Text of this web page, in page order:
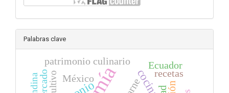
Palabras clave
cocina
México
patrimonio culinario
recetas
Ecuador
cultivo